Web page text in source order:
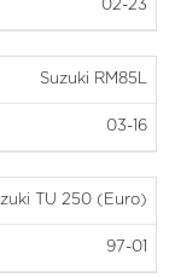
02-23
Suzuki RM85L
03-16
TU 250 (Euro)
97-01